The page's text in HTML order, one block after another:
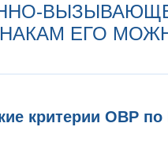
ЕГО
критерии ОВР